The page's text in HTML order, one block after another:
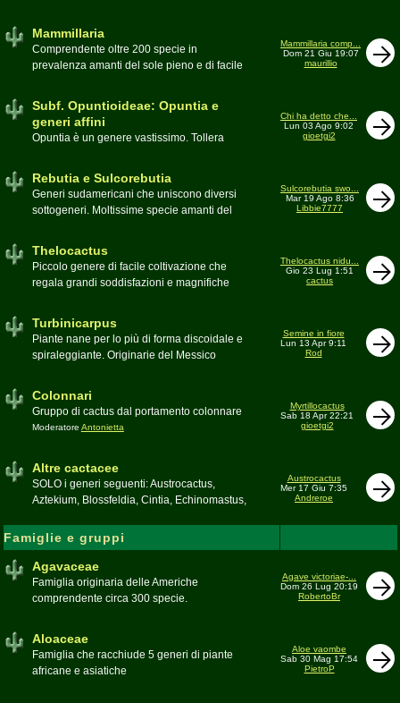
Mammillaria
Comprendente oltre 200 specie in
prevalenza amanti del sole pieno e di facile
Mammillaria comp...
Dom 21 Giu 19:07
maurillio
Subf. Opuntioideae: Opuntia e
generi affini
Opuntia è un genere vastissimo. Tollera
Canada. Caratteristiche le temute spine
carnosi spesso commestibili
Chi ha detto che...
Lun 03 Ago 9:02
gioetgi2
Rebutia e Sulcorebutia
Generi sudamericani che uniscono diversi
sottogeneri. Moltissime specie amanti del
Sulcorebutia swo...
Mar 19 Ago 8:36
Libbie7777
Thelocactus
Piccolo genere di facile coltivazione che
regala grandi soddisfazioni e magnifiche
Thelocactus nidu...
Gio 23 Lug 1:51
cactus
Turbinicarpus
Piante nane per lo più di forma discoidale e
spiraleggiante. Originarie del Messico
Semine in fiore
Lun 13 Apr 9:11
Rod
Colonnari
Gruppo di cactus dal portamento colonnare
Moderatore Antonietta
Myrtillocactus
Sab 18 Apr 22:21
gioetgi2
Altre cactacee
SOLO i generi seguenti: Austrocactus,
Aztekium, Blossfeldia, Cintia, Echinomastus,
Geohintonia, Obregonia, Oroya,
Ortegocactus, Pediocactus, Pelecyphora,
Pereskia, Sclerocactus, Strombocactus ,
Toumeya, Uebelmannia, Yavia. Sottotribù:
Hylocereinae (Aporocactus, Epiphyllum,
Austrocactus
Mer 17 Giu 7:35
Andreroe
Famiglie e gruppi
Agavaceae
Famiglia originaria delle Americhe
comprendente circa 300 specie.
generi:Agave, Beschorneria, Furcraea,
Hesperaloë, Littaea, Manfreda, Polianthes,
Agave victoriae-...
Dom 26 Lug 20:19
RobertoBr
Aloaceae
Famiglia che racchiude 5 generi di piante
africane e asiatiche
Aloe vaombe
Sab 30 Mag 17:54
PietroP